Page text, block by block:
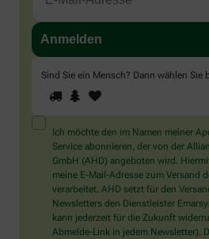
Sind Sie ein Mensch? Dann wählen Sie
Sind
Sie
ein
Mensch?
Dann
wählen
Sie
bitte
das
Herz.
1 2
Ich möchte den im Namen meiner
Service abonnieren, der von der
GmbH (AHD) angeboten wird.
meine E-Mail-Adresse zum Versand
verarbeitet. AHD setzt für den
Newsletters den Dienstleister
kann jederzeit für die Zukunft
Abmelde-Link in jedem Newsletter).